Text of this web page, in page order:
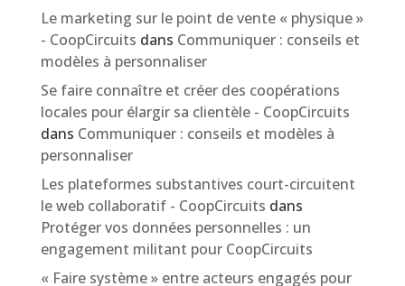
Le marketing sur le point de vente « physique »
- CoopCircuits dans Communiquer : conseils et
modèles à personnaliser
Se faire connaître et créer des coopérations
locales pour élargir sa clientèle - CoopCircuits
dans Communiquer : conseils et modèles à
personnaliser
Les plateformes substantives court-circuitent
le web collaboratif - CoopCircuits dans
Protéger vos données personnelles : un
engagement militant pour CoopCircuits
« Faire système » entre acteurs engagés pour